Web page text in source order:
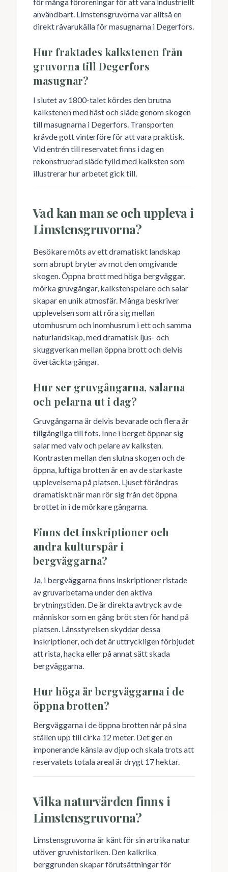
användbart. Limstensgruvorna var alltså en
direkt råvarukälla för masugnarna i Degerfors.
Hur fraktades kalkstenen från
gruvorna till Degerfors
masugnar?
I slutet av 1800-talet kördes den brutna
kalkstenen med häst och släde genom skogen
till masugnarna i Degerfors. Transporten
krävde gott vinterföre för att vara praktisk.
Vid entrén till reservatet finns i dag en
rekonstruerad släde fylld med kalksten som
illustrerar hur arbetet gick till.
Vad kan man se och uppleva i
Limstensgruvorna?
Besökare möts av ett dramatiskt landskap
som abrupt bryter av mot den omgivande
skogen. Öppna brott med höga bergväggar,
mörka gruvgångar, kalkstenspelare och salar
skapar en unik atmosfär. Många beskriver
upplevelsen som att röra sig mellan
utomhusrum och inomhusrum i ett och samma
naturlandskap, med dramatisk ljus- och
skuggverkan mellan öppna brott och delvis
övertäckta gångar.
Hur ser gruvgångarna, salarna
och pelarna ut i dag?
Gruvgångarna är delvis bevarade och flera är
tillgängliga till fots. Inne i berget öppnar sig
salar med valv och pelare av kalksten.
Kontrasten mellan den slutna skogen och de
öppna, luftiga brotten är en av de starkaste
upplevelserna på platsen. Ljuset förändras
dramatiskt när man rör sig från det öppna
brottet in i de mörkare gångarna.
Finns det inskriptioner och
andra kulturspår i
bergväggarna?
Ja, i bergväggarna finns inskriptioner ristade
av gruvarbetarna under den aktiva
brytningstiden. De är direkta avtryck av de
människor som en gång bröt sten för hand på
platsen. Länsstyrelsen skyddar dessa
inskriptioner, och det är uttryckligen förbjudet
att rista, hacka eller på annat sätt skada
bergväggarna.
Hur höga är bergväggarna i de
öppna brotten?
Bergväggarna i de öppna brotten når på sina
ställen upp till cirka 12 meter. Det ger en
imponerande känsla av djup och skala trots att
reservatets totala areal är drygt 17 hektar.
Vilka naturvärden finns i
Limstensgruvorna?
Limstensgruvorna är känt för sin artrika natur
utöver gruvhistoriken. Den kalkrika
berggrunden skapar förutsättningar för